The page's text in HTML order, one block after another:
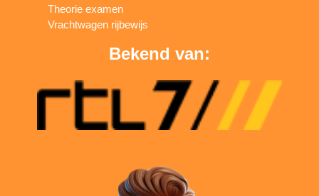
Theorie examen
Vrachtwagen rijbewijs
Bekend van: